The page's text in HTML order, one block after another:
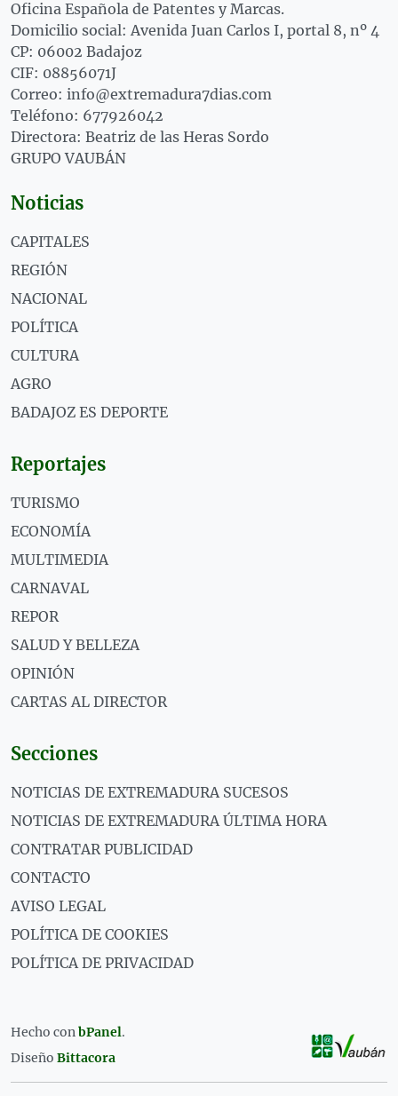
Oficina Española de Patentes y Marcas.
Domicilio social: Avenida Juan Carlos I, portal 8, nº 4
CP: 06002 Badajoz
CIF: 08856071J
Correo: info@extremadura7dias.com
Teléfono: 677926042
Directora: Beatriz de las Heras Sordo
GRUPO VAUBÁN
Noticias
CAPITALES
REGIÓN
NACIONAL
POLÍTICA
CULTURA
AGRO
BADAJOZ ES DEPORTE
Reportajes
TURISMO
ECONOMÍA
MULTIMEDIA
CARNAVAL
REPOR
SALUD Y BELLEZA
OPINIÓN
CARTAS AL DIRECTOR
Secciones
NOTICIAS DE EXTREMADURA SUCESOS
NOTICIAS DE EXTREMADURA ÚLTIMA HORA
CONTRATAR PUBLICIDAD
CONTACTO
AVISO LEGAL
POLÍTICA DE COOKIES
POLÍTICA DE PRIVACIDAD
Hecho conbPanel.
Diseño Bittacora